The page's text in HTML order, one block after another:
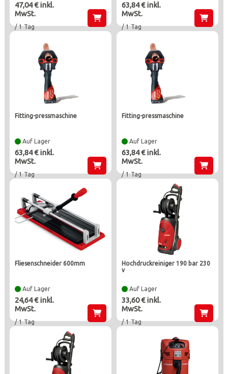
47,04 € inkl.
MwSt.
/ 1 Tag
63,84 € inkl.
MwSt.
/ 1 Tag
fitting-pressmaschine
Auf Lager
63,84 € inkl.
MwSt.
/ 1 Tag
fitting-pressmaschine
Auf Lager
63,84 € inkl.
MwSt.
/ 1 Tag
fliesenschneider 600mm
Auf Lager
24,64 € inkl.
MwSt.
/ 1 Tag
hochdruckreiniger 190 bar 230
v
Auf Lager
33,60 € inkl.
MwSt.
/ 1 Tag